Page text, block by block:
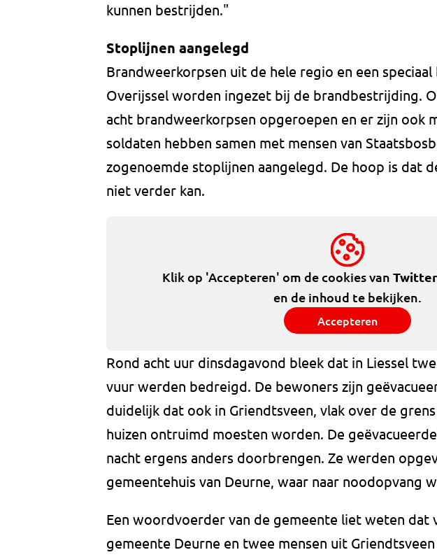
kunnen bestrijden."
Stoplijnen aangelegd
Brandweerkorpsen uit de hele regio en een
Overijssel worden ingezet bij de brandbestrijding.
acht brandweerkorpsen opgeroepen en er zijn ook
soldaten hebben samen met mensen van
zogenoemde stoplijnen aangelegd. De hoop is dat
niet verder kan.
Klik op 'Accepteren' om de cookies van
en de inhoud te bekijken.
Accepteren
Rond acht uur dinsdagavond bleek dat in Liessel
vuur werden bedreigd. De bewoners zijn
duidelijk dat ook in Griendtsveen, vlak over de
huizen ontruimd moesten worden. De
nacht ergens anders doorbrengen. Ze werden
gemeentehuis van Deurne, waar naar noodopvang
Een woordvoerder van de gemeente liet weten dat
gemeente Deurne en twee mensen uit